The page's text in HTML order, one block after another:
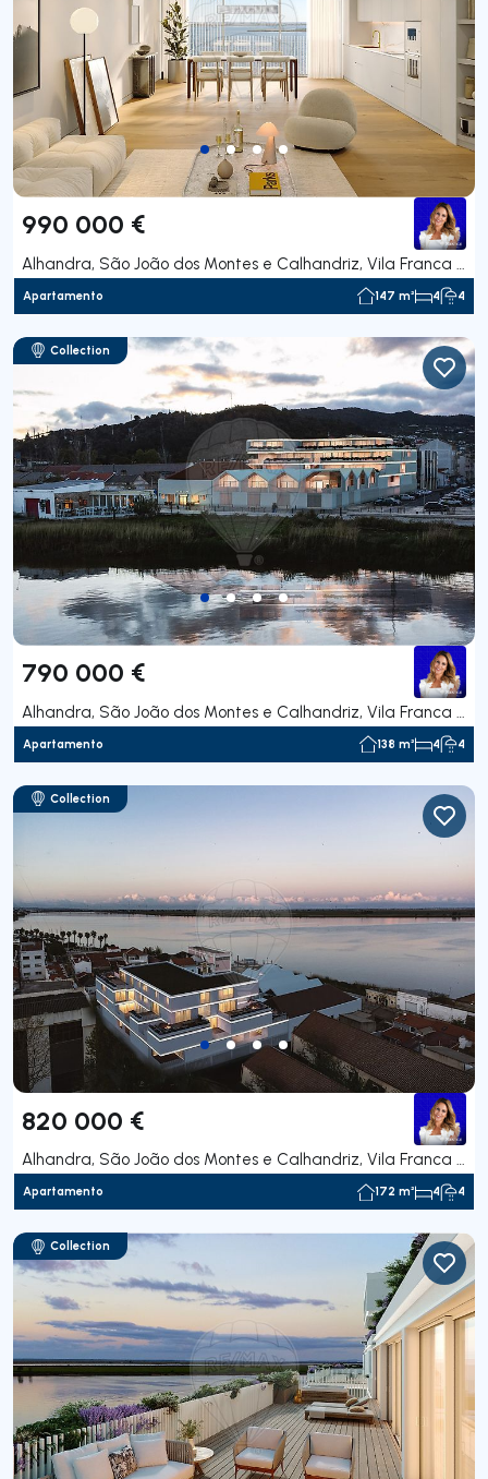
990 000 €
Alhandra, São João dos Montes e Calhandriz, Vila Franca de Xira
Apartamento 147 m² 4 4
Collection
790 000 €
Apartamento 138 m² 4 4
Collection
820 000 €
Alhandra, São João dos Montes e Calhandriz, Vila Franca de Xira
Apartamento 172 m² 4 4
Collection